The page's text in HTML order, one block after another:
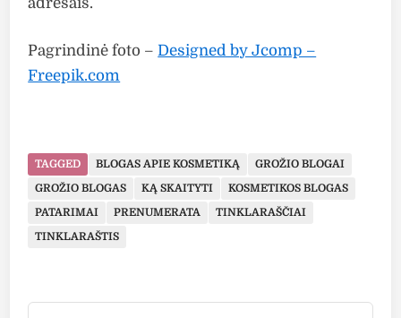
Pagrindinė foto –Designed by Jcomp –
Freepik.com
TAGGED BLOGAS APIE KOSMETIKĄ
GROŽIO BLOGAI
GROŽIO BLOGAS
KĄ SKAITYTI
KOSMETIKOS BLOGAS
PATARIMAI
PRENUMERATA
TINKLARAŠČIAI
TINKLARAŠTIS